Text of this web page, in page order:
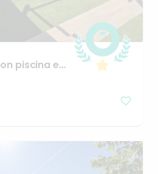
piscina en